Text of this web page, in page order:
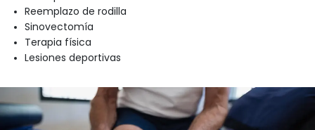
Reemplazo de rodilla
Sinovectomía
Terapia física
Lesiones deportivas